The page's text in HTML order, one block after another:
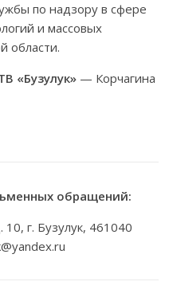
по надзору в сфере
и массовых
области.
«Бузулук» — Корчагина
обращений:
г. Бузулук, 461040